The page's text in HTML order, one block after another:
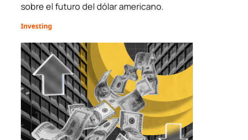
sobre el futuro del dólar americano.
Investing